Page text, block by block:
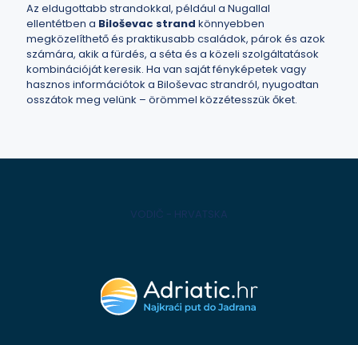
Az eldugottabb strandokkal, például a Nugallal
ellentétben a Biloševac strand könnyebben
megközelíthető és praktikusabb családok, párok és azok
számára, akik a fürdés, a séta és a közeli szolgáltatások
kombinációját keresik. Ha van saját fényképetek vagy
hasznos információtok a Biloševac strandról, nyugodtan
osszátok meg velünk – örömmel közzétesszük őket.
VODIČ - HRVATSKA